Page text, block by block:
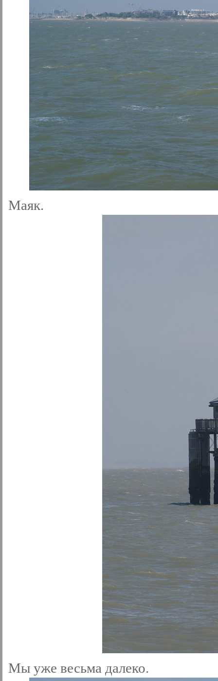
Маяк.
Мы уже весьма далеко.